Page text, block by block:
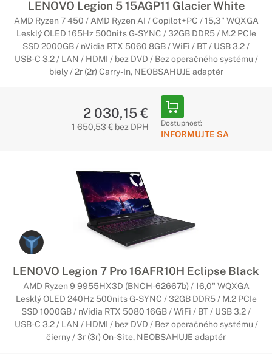
LENOVO Legion 5 15AGP11 Glacier White
AMD Ryzen 7 450 / AMD Ryzen AI / Copilot+PC / 15,3" WQXGA
Lesklý OLED 165Hz 500nits G-SYNC / 32GB DDR5 / M.2 PCIe
SSD 2000GB / nVidia RTX 5060 8GB / WiFi / BT / USB 3.2 /
USB-C 3.2 / LAN / HDMI / bez DVD / Bez operačného systému /
biely / 2r (2r) Carry-In, NEOBSAHUJE adaptér
2 030,15 €
1 650,53 € bez DPH Dostupnosť:
INFORMUJTE SA
LENOVO Legion 7 Pro 16AFR10H Eclipse Black
AMD Ryzen 9 9955HX3D (BNCH-62667b) / 16,0" WQXGA
Lesklý OLED 240Hz 500nits G-SYNC / 32GB DDR5 / M.2 PCIe
SSD 1000GB / nVidia RTX 5080 16GB / WiFi / BT / USB 3.2 /
USB-C 3.2 / LAN / HDMI / bez DVD / Bez operačného systému /
čierny / 3r (3r) On-Site, NEOBSAHUJE adaptér